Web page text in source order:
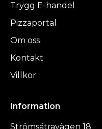
Trygg E-handel
Pizzaportal
Om oss
Kontakt
Villkor
Information
Strömsätravägen 18